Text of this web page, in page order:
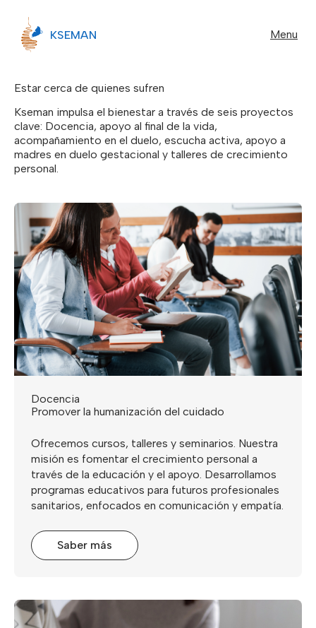
KSEMAN Menu
Estar cerca de quienes sufren
Kseman impulsa el bienestar a través de seis proyectos
clave: Docencia, apoyo al final de la vida,
acompañamiento en el duelo, escucha activa, apoyo a
madres en duelo gestacional y talleres de crecimiento
personal.
Docencia
Promover la humanización del cuidado
Ofrecemos cursos, talleres y seminarios. Nuestra
misión es fomentar el crecimiento personal a
través de la educación y el apoyo. Desarrollamos
programas educativos para futuros profesionales
sanitarios, enfocados en comunicación y empatía.
Saber más